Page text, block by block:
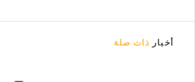
أخبار ذات صلة